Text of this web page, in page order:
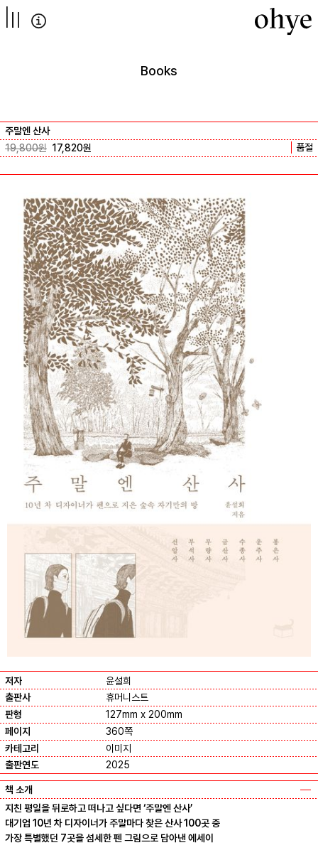
컨텐츠로
넘어가기
Books
주말엔 산사
19,800원 17,820원 품절
저자
윤설희
출판사
휴머니스트
판형
127mm x 200mm
페이지
360쪽
카테고리
이미지
출판연도
2025
책 소개
지친 평일을 뒤로하고 떠나고 싶다면 ‘주말엔 산사’
대기업 10년 차 디자이너가 주말마다 찾은 산사 100곳 중
가장 특별했던 7곳을 섬세한 펜 그림으로 담아낸 에세이